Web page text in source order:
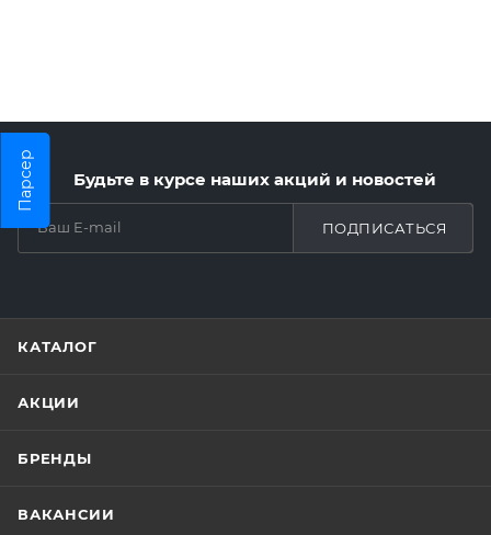
Парсер Будьте в курсе наших акций и новостей
ПОДПИСАТЬСЯ
КАТАЛОГ
АКЦИИ
БРЕНДЫ
ВАКАНСИИ